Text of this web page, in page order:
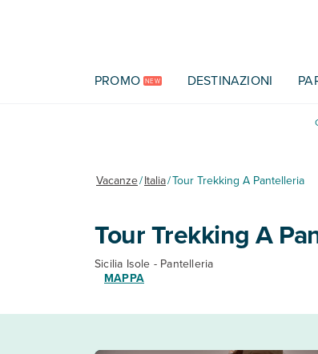
PROMO NEW DESTINAZIONI
Vacanze/Italia/Tour Trekking A Pantelleria
Tour Trekking A
Sicilia Isole - Pantelleria
MAPPA